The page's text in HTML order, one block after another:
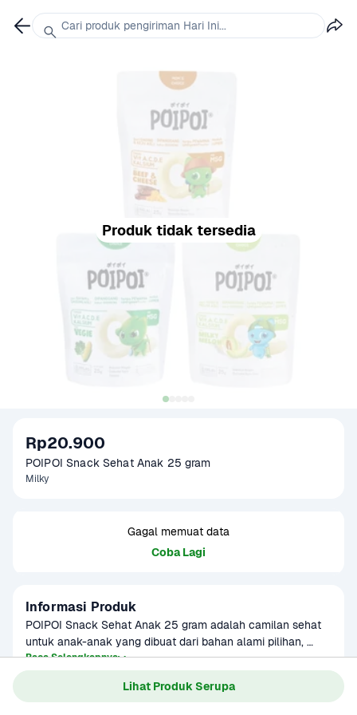
Lihat Produk Serupa
Produk tidak tersedia
Rp20.900
POIPOI Snack Sehat Anak 25 gram
Milky
Gagal memuat data
Coba Lagi
Informasi Produk
POIPOI Snack Sehat Anak 25 gram adalah camilan sehat
untuk anak-anak yang dibuat dari bahan alami pilihan,
bebas pengawet dan pewarna buatan. Hadir dalam tiga
varian lezat — Veggie, Milky, dan Beef & Cheese — setiap
rasa dirancang untuk mendukung tumbuh kembang si kecil
Baca Selengkapnya
Cari produk pengiriman Hari Ini...